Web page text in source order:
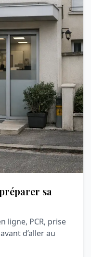
sa
ligne, PCR, prise
d’aller au